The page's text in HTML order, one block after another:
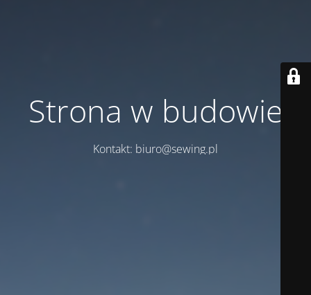
Strona w budowie
Kontakt: biuro@sewing.pl